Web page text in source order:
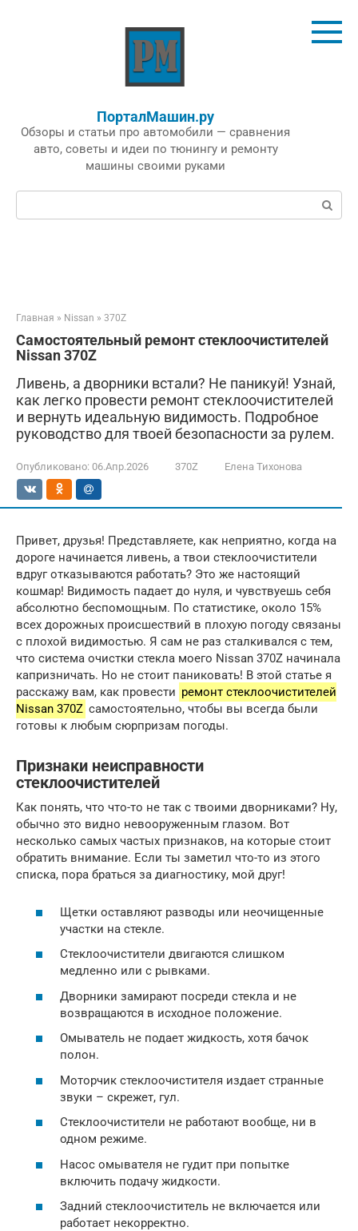
ПорталМашин.ру
Обзоры и статьи про автомобили — сравнения
авто, советы и идеи по тюнингу и ремонту
машины своими руками
Поиск:
Главная » Nissan » 370Z
Самостоятельный ремонт стеклоочистителей
Nissan 370Z
Ливень, а дворники встали? Не паникуй! Узнай,
как легко провести ремонт стеклоочистителей
и вернуть идеальную видимость. Подробное
руководство для твоей безопасности за рулем.
Опубликовано: 06.Апр.2026 370Z Елена Тихонова
Привет, друзья! Представляете, как неприятно, когда на
дороге начинается ливень, а твои стеклоочистители
вдруг отказываются работать? Это же настоящий
кошмар! Видимость падает до нуля, и чувствуешь себя
абсолютно беспомощным. По статистике, около 15%
всех дорожных происшествий в плохую погоду связаны
с плохой видимостью. Я сам не раз сталкивался с тем,
что система очистки стекла моего Nissan 370Z начинала
капризничать. Но не стоит паниковать! В этой статье я
расскажу вам, как провести ремонт стеклоочистителей
Nissan 370Z самостоятельно, чтобы вы всегда были
готовы к любым сюрпризам погоды.
Признаки неисправности
стеклоочистителей
Как понять, что что-то не так с твоими дворниками? Ну,
обычно это видно невооруженным глазом. Вот
несколько самых частых признаков, на которые стоит
обратить внимание. Если ты заметил что-то из этого
списка, пора браться за диагностику, мой друг!
Щетки оставляют разводы или неочищенные
участки на стекле.
Стеклоочистители двигаются слишком
медленно или с рывками.
Дворники замирают посреди стекла и не
возвращаются в исходное положение.
Омыватель не подает жидкость, хотя бачок
полон.
Моторчик стеклоочистителя издает странные
звуки – скрежет, гул.
Стеклоочистители не работают вообще, ни в
одном режиме.
Насос омывателя не гудит при попытке
включить подачу жидкости.
Задний стеклоочиститель не включается или
работает некорректно.